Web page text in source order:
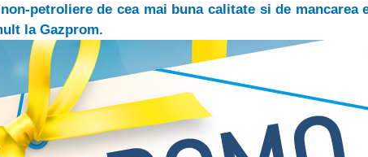
petroliere de cea mai buna calitate si de mancarea
la Gazprom.